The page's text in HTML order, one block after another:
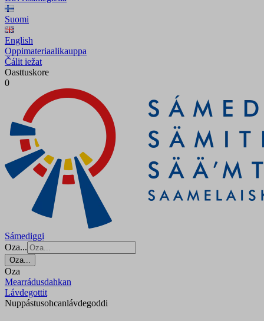
Suomi
English
Oppimateriaalikauppa
Čálit iežat
Oasttuskore
0
Sámediggi
Oza...
Oza...
Oza
Mearrádusdahkan
Lávdegottit
Nuppástusohcanlávdegoddi